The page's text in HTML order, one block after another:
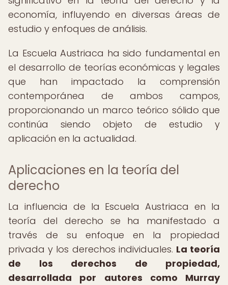
economía, influyendo en diversas áreas de
estudio y enfoques de análisis.
La Escuela Austriaca ha sido fundamental en
el desarrollo de teorías económicas y legales
que han impactado la comprensión
contemporánea de ambos campos,
proporcionando un marco teórico sólido que
continúa siendo objeto de estudio y
aplicación en la actualidad.
Aplicaciones en la teoría del
derecho
La influencia de la Escuela Austriaca en la
teoría del derecho se ha manifestado a
través de su enfoque en la propiedad
privada y los derechos individuales. La teoría
de los derechos de propiedad,
desarrollada por autores como Murray